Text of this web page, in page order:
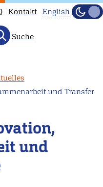
Kontakt
available
English
Hell
Suche
und Transfer
und